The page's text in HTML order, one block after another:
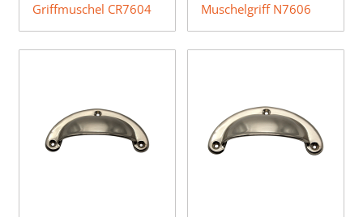
Griffmuschel CR7604
Muschelgriff N7606